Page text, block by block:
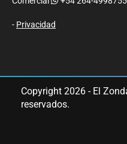
- Privacidad
Copyright 2026 - El
reservados.